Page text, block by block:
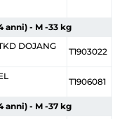
anni) - M -33 kg
DOJANG
T1903022
T1906081
anni) - M -37 kg